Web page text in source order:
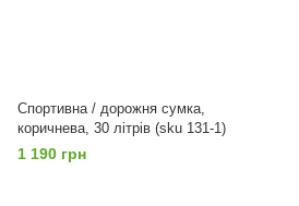
Спортивна / дорожня сумка,
коричнева, 30 літрів (sku 131-1)
1 190 грн